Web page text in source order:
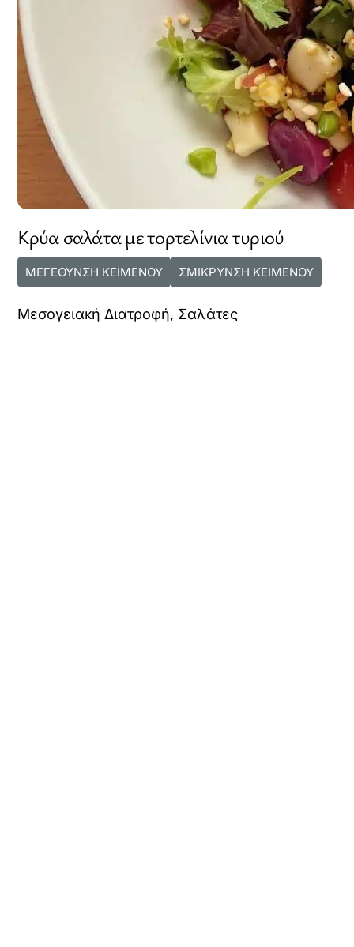
Κρύα σαλάτα με τορτελίνια τυριού
ΜΕΓΕΘΥΝΣΗ ΚΕΙΜΕΝΟΥ ΣΜΙΚΡΥΝΣΗ ΚΕΙΜΕΝΟΥ
Μεσογειακή Διατροφή, Σαλάτες